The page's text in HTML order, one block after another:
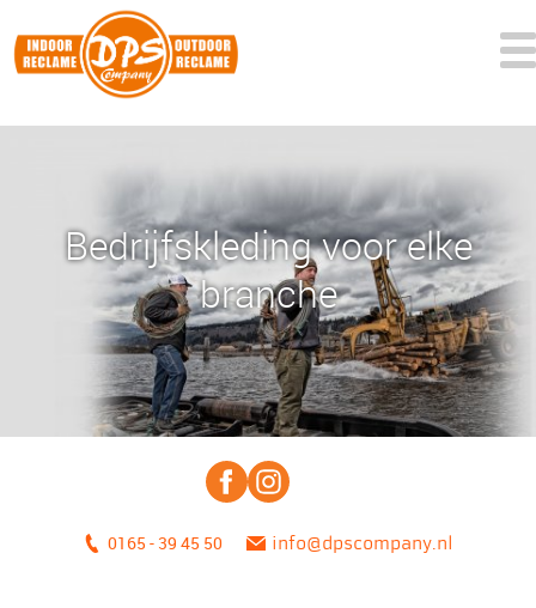
Bedrijfskleding voor elke
branche
0165 - 39 45 50 info@dpscompany.nl